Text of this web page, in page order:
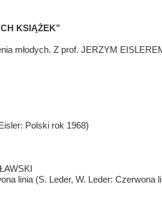
KSIĄŻEK”
młodych. Z prof. JERZYM
Polski rok 1968)
linia (S. Leder, W. Leder: Czerwona